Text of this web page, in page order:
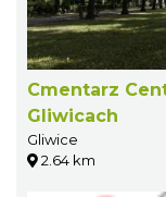
Cmentarz
Gliwicach
Gliwice
2.64 km